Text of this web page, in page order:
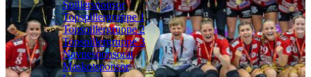
Spillersponsor
Topspillergruppe 1
Topspillergruppe 2
Topspillergruppe 3
Navnesponsorat
Maskotsponsor